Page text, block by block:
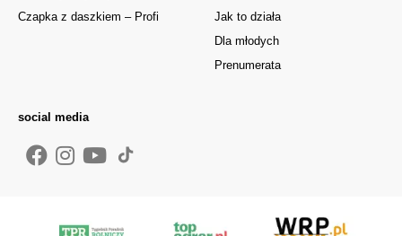
Jak to działa
Dla młodych
Prenumerata
Czapka z daszkiem – Profi
social media